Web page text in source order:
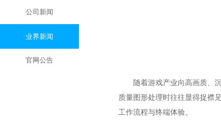
公司新闻
业界新闻
官网公告
随着游戏产业向高画质、
质量图形处理时往往显得捉襟
工作流程与终端体验。